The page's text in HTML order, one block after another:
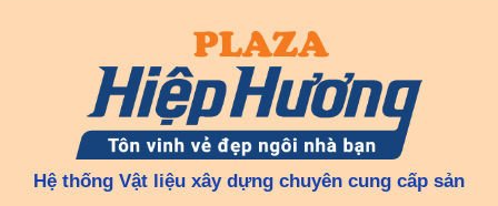
Hệ thống Vật liệu xây dựng chuyên cung cấp sản